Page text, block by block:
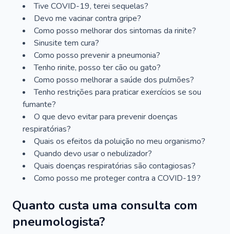
Tive COVID-19, terei sequelas?
Devo me vacinar contra gripe?
Como posso melhorar dos sintomas da rinite?
Sinusite tem cura?
Como posso prevenir a pneumonia?
Tenho rinite, posso ter cão ou gato?
Como posso melhorar a saúde dos pulmões?
Tenho restrições para praticar exercícios se sou
fumante?
O que devo evitar para prevenir doenças
respiratórias?
Quais os efeitos da poluição no meu organismo?
Quando devo usar o nebulizador?
Quais doenças respiratórias são contagiosas?
Como posso me proteger contra a COVID-19?
Quanto custa uma consulta com
pneumologista?